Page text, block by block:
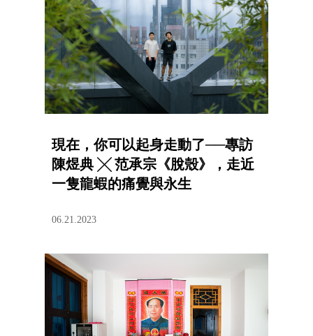
現在，你可以起身走動了──專訪
陳煜典 ╳ 范承宗《脫殼》，走近
一隻龍蝦的痛覺與永生
06.21.2023